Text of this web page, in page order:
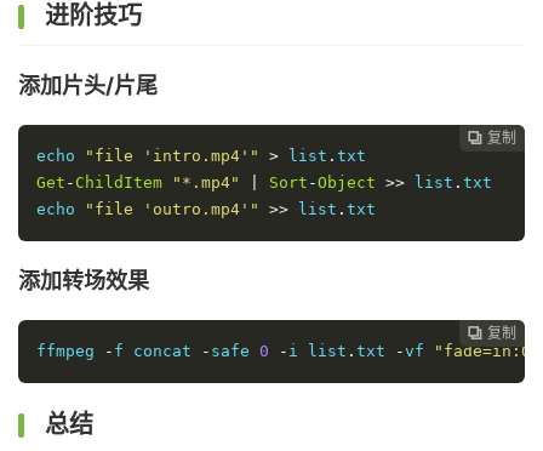
进阶技巧
添加片头/片尾
 复制
echo
"file 'intro.mp4'" > list .
Get - ChildItem "*.mp4" Sort -Object >> list . txt
echo
"file 'outro.mp4'" >> list . txt
添加转场效果
 复制
ffmpeg
- f concat - safe 0 - i list . txt -vf
总结